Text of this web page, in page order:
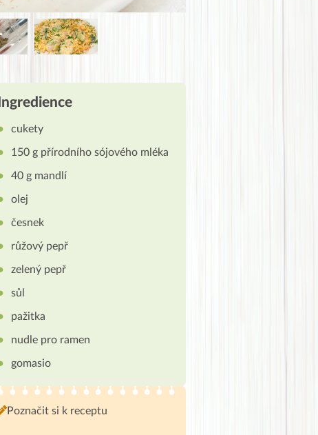
Ingredience
cukety
150 g přírodního sójového mléka
40 g mandlí
olej
česnek
růžový pepř
zelený pepř
sůl
pažitka
nudle pro ramen
gomasio
Poznačit si k receptu